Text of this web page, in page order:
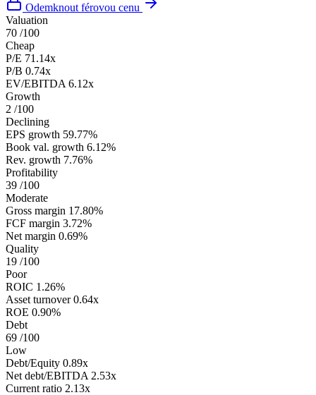
Odemknout férovou cenu
Valuation
70 /100
Cheap
P/E 71.14x
P/B 0.74x
EV/EBITDA 6.12x
Growth
2 /100
Declining
EPS growth 59.77%
Book val. growth 6.12%
Rev. growth 7.76%
Profitability
39 /100
Moderate
Gross margin 17.80%
FCF margin 3.72%
Net margin 0.69%
Quality
19 /100
Poor
ROIC 1.26%
Asset turnover 0.64x
ROE 0.90%
Debt
69 /100
Low
Debt/Equity 0.89x
Net debt/EBITDA 2.53x
Current ratio 2.13x